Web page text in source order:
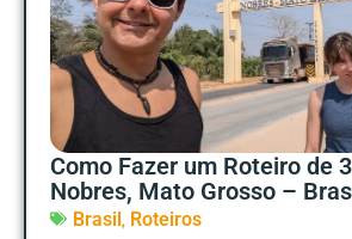
Como Fazer um Roteiro de
Nobres, Mato Grosso –
Brasil, Roteiros